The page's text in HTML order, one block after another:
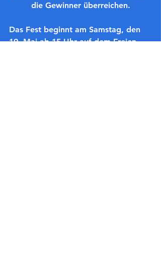
die Gewinner überreichen.
Das Fest beginnt am Samstag, den
19. Mai ab 15 Uhr auf dem Freien